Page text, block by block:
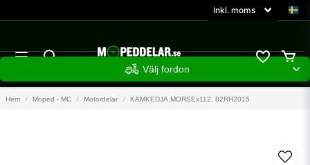
Välj fordon
Hem Moped - MC Motordelar KAMKEDJA,MORSEx112. 82RH2015